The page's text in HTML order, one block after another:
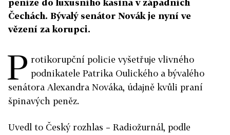
peníze do luxusního kasina v západních
Čechách. Bývalý senátor Novák je nyní ve
vězení za korupci.
P rotikorupční policie vyšetřuje vlivného
podnikatele Patrika Oulického a bývalého
senátora Alexandra Nováka, údajně kvůli praní
špinavých peněz.
Uvedl to Český rozhlas – Radiožurnál, podle